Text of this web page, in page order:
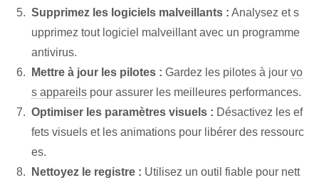
Supprimez les logiciels malveillants : Analysez et s
upprimez tout logiciel malveillant avec un programme
antivirus.
Mettre à jour les pilotes : Gardez les pilotes à jour vo
s appareils pour assurer les meilleures performances.
Optimiser les paramètres visuels : Désactivez les ef
fets visuels et les animations pour libérer des ressourc
es.
Nettoyez le registre : Utilisez un outil fiable pour nett